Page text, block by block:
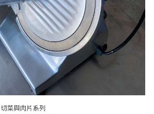
切菜與肉片系列